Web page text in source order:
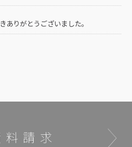
ありがとうございました。
料請求